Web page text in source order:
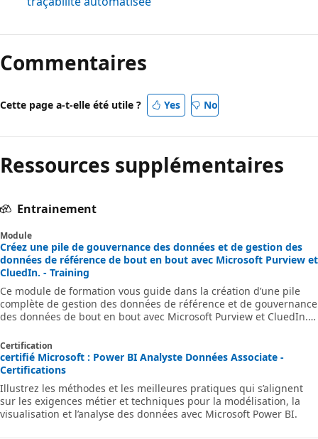
Commentaires
Cette page a-t-elle été utile ? Yes No
Ressources supplémentaires
Entrainement
Module
Créez une pile de gouvernance des données et de gestion des
données de référence de bout en bout avec Microsoft Purview et
CluedIn. - Training
Ce module de formation vous guide dans la création d’une pile
complète de gestion des données de référence et de gouvernance
des données de bout en bout avec Microsoft Purview et CluedIn. Il
déduplication, la traçabilité des données et des stratégies de
qualité des données.
Certification
certifié Microsoft : Power BI Analyste Données Associate -
Certifications
Illustrez les méthodes et les meilleures pratiques qui s’alignent
sur les exigences métier et techniques pour la modélisation, la
visualisation et l’analyse des données avec Microsoft Power BI.